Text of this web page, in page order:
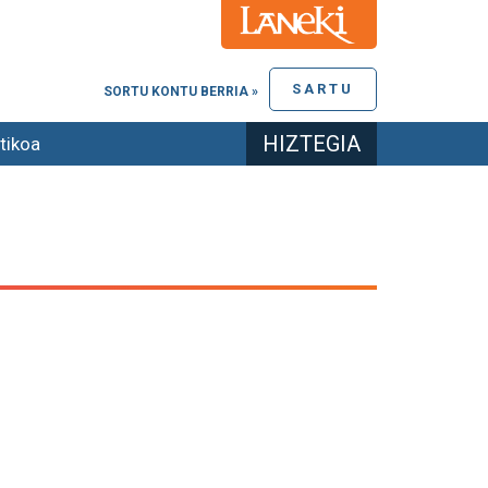
SARTU
SORTU KONTU BERRIA »
HIZTEGIA